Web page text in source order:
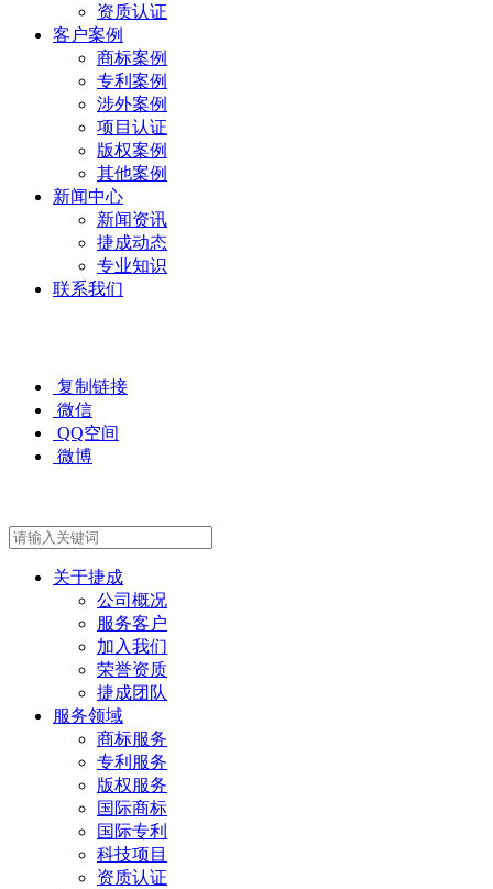
资质认证
客户案例
商标案例
专利案例
涉外案例
项目认证
版权案例
其他案例
新闻中心
新闻资讯
捷成动态
专业知识
联系我们
复制链接
微信
QQ空间
微博
关于捷成
公司概况
服务客户
加入我们
荣誉资质
捷成团队
服务领域
商标服务
专利服务
版权服务
国际商标
国际专利
科技项目
资质认证